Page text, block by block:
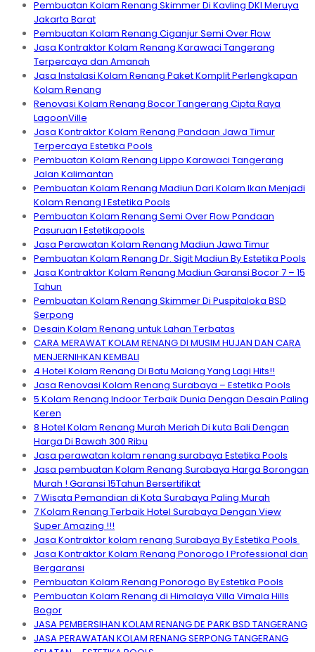
Pembuatan Kolam Renang Skimmer Di Kavling DKI Meruya
Jakarta Barat
Pembuatan Kolam Renang Ciganjur Semi Over Flow
Jasa Kontraktor Kolam Renang Karawaci Tangerang
Terpercaya dan Amanah
Jasa Instalasi Kolam Renang Paket Komplit Perlengkapan
Kolam Renang
Renovasi Kolam Renang Bocor Tangerang Cipta Raya
LagoonVille
Jasa Kontraktor Kolam Renang Pandaan Jawa Timur
Terpercaya Estetika Pools
Pembuatan Kolam Renang Lippo Karawaci Tangerang
Jalan Kalimantan
Pembuatan Kolam Renang Madiun Dari Kolam Ikan Menjadi
Kolam Renang I Estetika Pools
Pembuatan Kolam Renang Semi Over Flow Pandaan
Pasuruan I Estetikapools
Jasa Perawatan Kolam Renang Madiun Jawa Timur
Pembuatan Kolam Renang Dr. Sigit Madiun By Estetika Pools
Jasa Kontraktor Kolam Renang Madiun Garansi Bocor 7 – 15
Tahun
Pembuatan Kolam Renang Skimmer Di Puspitaloka BSD
Serpong
Desain Kolam Renang untuk Lahan Terbatas
CARA MERAWAT KOLAM RENANG DI MUSIM HUJAN DAN CARA
MENJERNIHKAN KEMBALI
4 Hotel Kolam Renang Di Batu Malang Yang Lagi Hits!!
Jasa Renovasi Kolam Renang Surabaya – Estetika Pools
5 Kolam Renang Indoor Terbaik Dunia Dengan Desain Paling
Keren
8 Hotel Kolam Renang Murah Meriah Di kuta Bali Dengan
Harga Di Bawah 300 Ribu
Jasa perawatan kolam renang surabaya Estetika Pools
Jasa pembuatan Kolam Renang Surabaya Harga Borongan
Murah ! Garansi 15Tahun Bersertifikat
7 Wisata Pemandian di Kota Surabaya Paling Murah
7 Kolam Renang Terbaik Hotel Surabaya Dengan View
Super Amazing !!!
Jasa Kontraktor kolam renang Surabaya By Estetika Pools
Jasa Kontraktor Kolam Renang Ponorogo I Professional dan
Bergaransi
Pembuatan Kolam Renang Ponorogo By Estetika Pools
Pembuatan Kolam Renang di Himalaya Villa Vimala Hills
Bogor
JASA PEMBERSIHAN KOLAM RENANG DE PARK BSD TANGERANG
JASA PERAWATAN KOLAM RENANG SERPONG TANGERANG